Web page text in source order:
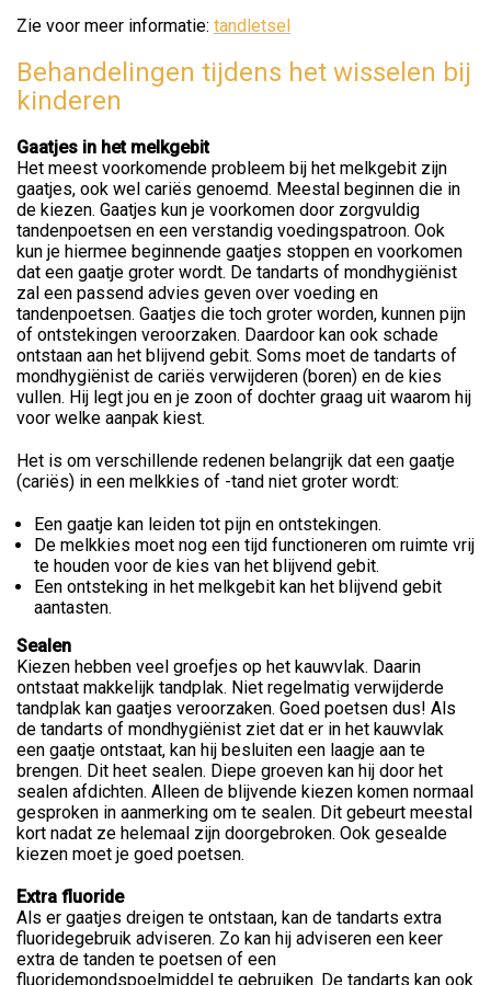
Zie voor meer informatie: tandletsel
Behandelingen tijdens het wisselen bij
kinderen
Gaatjes in het melkgebit
Het meest voorkomende probleem bij het melkgebit zijn
gaatjes, ook wel cariës genoemd. Meestal beginnen die in
de kiezen. Gaatjes kun je voorkomen door zorgvuldig
tandenpoetsen en een verstandig voedingspatroon. Ook
kun je hiermee beginnende gaatjes stoppen en voorkomen
dat een gaatje groter wordt. De tandarts of mondhygiënist
zal een passend advies geven over voeding en
tandenpoetsen. Gaatjes die toch groter worden, kunnen pijn
of ontstekingen veroorzaken. Daardoor kan ook schade
ontstaan aan het blijvend gebit. Soms moet de tandarts of
mondhygiënist de cariës verwijderen (boren) en de kies
vullen. Hij legt jou en je zoon of dochter graag uit waarom hij
voor welke aanpak kiest.
Het is om verschillende redenen belangrijk dat een gaatje
(cariës) in een melkkies of -tand niet groter wordt:
Een gaatje kan leiden tot pijn en ontstekingen.
De melkkies moet nog een tijd functioneren om ruimte vrij
te houden voor de kies van het blijvend gebit.
Een ontsteking in het melkgebit kan het blijvend gebit
aantasten.
Sealen
Kiezen hebben veel groefjes op het kauwvlak. Daarin
ontstaat makkelijk tandplak. Niet regelmatig verwijderde
tandplak kan gaatjes veroorzaken. Goed poetsen dus! Als
de tandarts of mondhygiënist ziet dat er in het kauwvlak
een gaatje ontstaat, kan hij besluiten een laagje aan te
brengen. Dit heet sealen. Diepe groeven kan hij door het
sealen afdichten. Alleen de blijvende kiezen komen normaal
gesproken in aanmerking om te sealen. Dit gebeurt meestal
kort nadat ze helemaal zijn doorgebroken. Ook gesealde
kiezen moet je goed poetsen.
Extra fluoride
Als er gaatjes dreigen te ontstaan, kan de tandarts extra
fluoridegebruik adviseren. Zo kan hij adviseren een keer
extra de tanden te poetsen of een
fluoridemondspoelmiddel te gebruiken. De tandarts kan ook